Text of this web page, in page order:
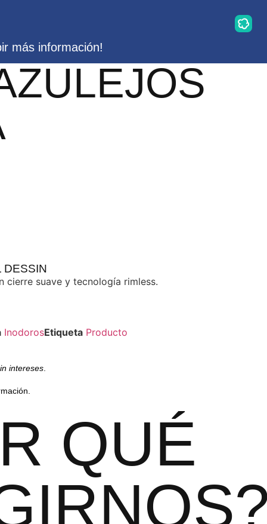
más información!
DESSIN
cierre suave y tecnología rimless.
InodorosEtiqueta Producto
intereses
QUÉ